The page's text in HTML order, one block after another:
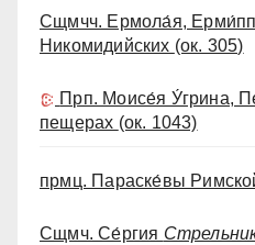
Сщмчч. Ермола́я,
Никомидийских (ок. 305)
Прп. Моисе́я У́грина,
пещерах (ок. 1043)
прмц. Параске́вы
Сщмч. Се́ргия